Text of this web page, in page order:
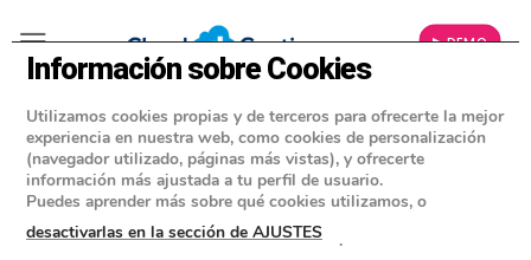
▶ DEMO
BLOG»CONSEJOS Y HERRAMIENTAS PARA EMPRESAS
Contrato eventual por
circunstancias de la producción:
Información sobre Cookies
Utilizamos cookies propias y de terceros para ofrecerte la mejor
experiencia en nuestra web, como cookies de personalización
(navegador utilizado, páginas más vistas), y ofrecerte
información más ajustada a tu perfil de usuario.
Puedes aprender más sobre qué cookies utilizamos, o
desactivarlas en la sección de AJUSTES
.